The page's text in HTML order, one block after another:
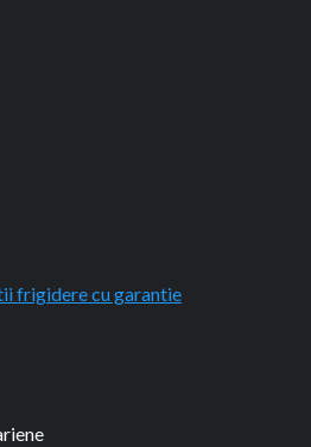
frigidere cu garantie